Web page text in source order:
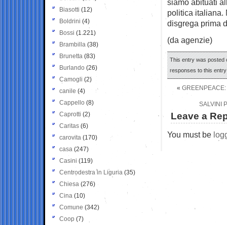
siamo abituati
politica italiana.
disgrega prima
(da agenzie)
This entry was posted
responses to this
« GREENPEACE:
SALVINI
Leave a
You must be
Biasotti (12)
Boldrini (4)
Bossi (1.221)
Brambilla (38)
Brunetta (83)
Burlando (26)
Camogli (2)
canile (4)
Cappello (8)
Caprotti (2)
Caritas (6)
carovita (170)
casa (247)
Casini (119)
Centrodestra in Liguria (35)
Chiesa (276)
Cina (10)
Comune (342)
Coop (7)